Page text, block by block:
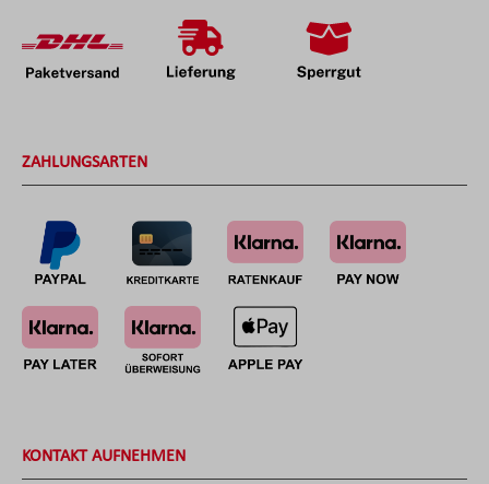
ZAHLUNGSARTEN
KONTAKT AUFNEHMEN